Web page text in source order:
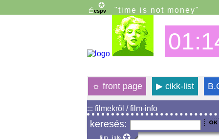
"time is not money"
☼ front page ▶cikk-list
::: filmekről / film-info
keresés: